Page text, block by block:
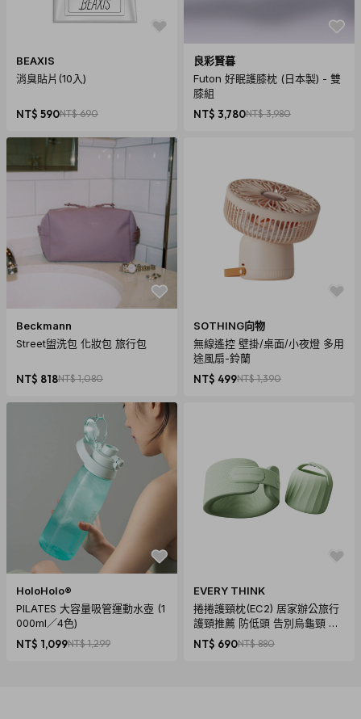
BEAXIS
消臭貼片(10入)
NT$ 590NT$ 690
良彩賢暮
Futon 好眠護膝枕 (日本製) - 雙
膝組
NT$ 3,780NT$ 3,980
Beckmann
Street盥洗包 化妝包 旅行包
NT$ 818NT$ 1,080
SOTHING向物
無線遙控 壁掛/桌面/小夜燈 多用
途風扇-鈴蘭
NT$ 499NT$ 1,390
HoloHolo®
PILATES 大容量吸管運動水壺 (1
000ml／4色)
NT$ 1,099NT$ 1,299
EVERY THINK
捲捲護頸枕(EC2) 居家辦公旅行
護頸推薦 防低頭 告別烏龜頸 頸
椎養護 多色可選
NT$ 690NT$ 880